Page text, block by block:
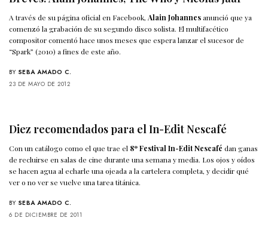
A través de su página oficial en Facebook,Alain Johannesanunció que ya
comenzó la grabación de su segundo disco solista. El multifacético
compositor comentó hace unos meses que espera lanzar el sucesor de
“Spark” (2010) a fines de este año.
BY SEBA AMADO C.
23 DE MAYO DE 2012
Diez recomendados para el In-Edit Nescafé
Con un catálogo como el que trae el 8º Festival In-Edit Nescafé dan ganas
de recluirse en salas de cine durante una semana y media. Los ojos y oídos
se hacen agua al echarle una ojeada a la cartelera completa, y decidir qué
ver o no ver se vuelve una tarea titánica.
BY SEBA AMADO C.
6 DE DICIEMBRE DE 2011